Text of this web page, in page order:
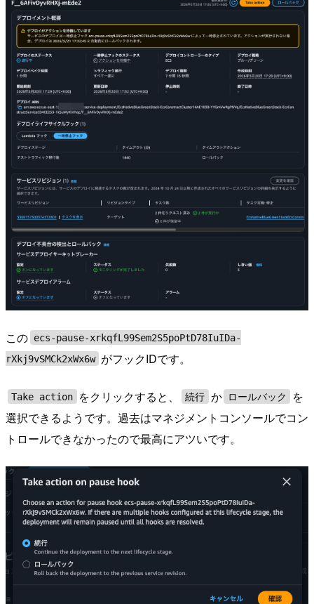
この ecs-pause-xrkqfL99Sem2S5poPtD78IuIDa-
rXkj9vSMCk2xWx6w がフックIDです。
Take action をクリックすると、 続行 か ロールバック
を
選択できるようです。過去はマネジメントコンソールでコン
トロールできなかったので最高にアツいです。